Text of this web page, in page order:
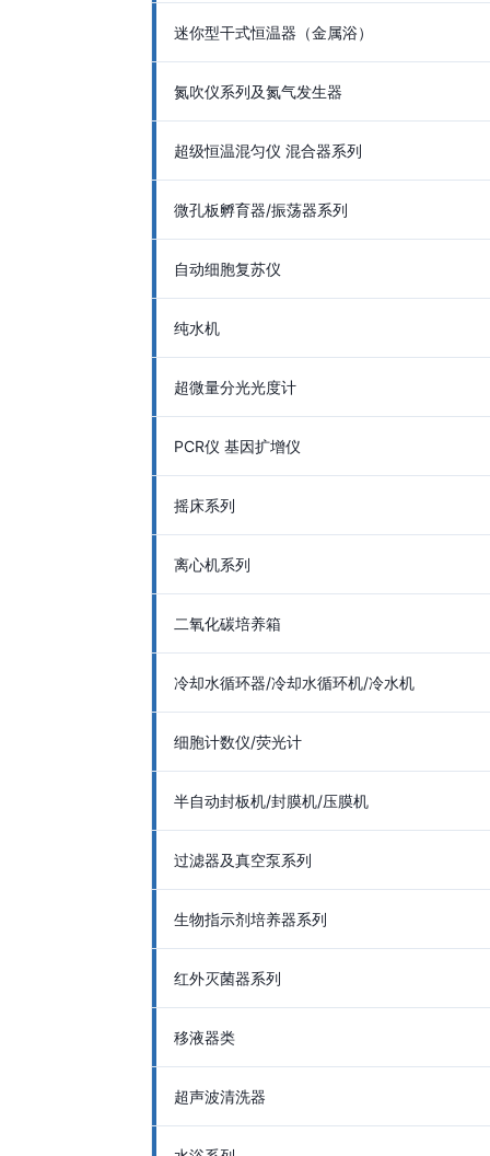
迷你型干式恒温器（金属浴）
氮吹仪系列及氮气发生器
超级恒温混匀仪 混合器系列
微孔板孵育器/振荡器系列
自动细胞复苏仪
纯水机
超微量分光光度计
PCR仪 基因扩增仪
摇床系列
离心机系列
二氧化碳培养箱
冷却水循环器/冷却水循环机/冷水机
细胞计数仪/荧光计
半自动封板机/封膜机/压膜机
过滤器及真空泵系列
生物指示剂培养器系列
红外灭菌器系列
移液器类
超声波清洗器